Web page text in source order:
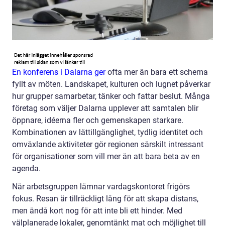
En konferens i Dalarna gerofta mer än bara ett schema
fyllt av möten. Landskapet, kulturen och lugnet påverkar
hur grupper samarbetar, tänker och fattar beslut. Många
företag som väljer Dalarna upplever att samtalen blir
öppnare, idéerna fler och gemenskapen starkare.
Kombinationen av lättillgänglighet, tydlig identitet och
omväxlande aktiviteter gör regionen särskilt intressant
för organisationer som vill mer än att bara beta av en
agenda.
När arbetsgruppen lämnar vardagskontoret frigörs
fokus. Resan är tillräckligt lång för att skapa distans,
men ändå kort nog för att inte bli ett hinder. Med
välplanerade lokaler, genomtänkt mat och möjlighet till